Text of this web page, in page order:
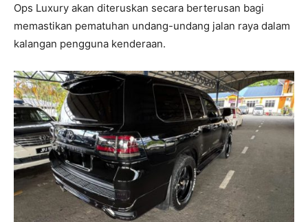
Ops Luxury akan diteruskan secara berterusan bagi
memastikan pematuhan undang-undang jalan raya dalam
kalangan pengguna kenderaan.